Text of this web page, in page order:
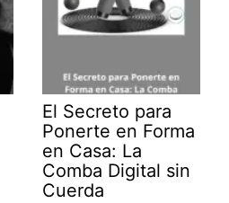
El Secreto para
Ponerte en Forma
en Casa: La
Comba Digital sin
Cuerda